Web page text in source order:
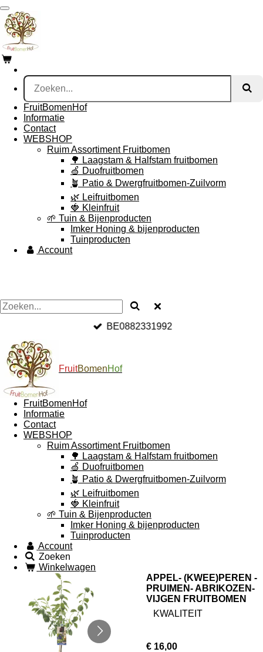
Ga
direct
naar
de
hoofdinhoud
FruitBomenHof
Informatie
Contact
WEBSHOP
Ruim Assortiment Fruitbomen
🌳 Laagstam & Halfstam fruitbomen
🍏 Duofruitbomen
🪴 Patio & Dwergfruitbomen-Zuilvorm
🌿 Leifruitbomen
🍓 Kleinfruit
🌱 Tuin & Bijenproducten
Imker Honing & bijenproducten
Tuinproducten
Account
BE0882331992
FruitBomenHof
FruitBomenHof
Informatie
Contact
WEBSHOP
Ruim Assortiment Fruitbomen
🌳 Laagstam & Halfstam fruitbomen
🍏 Duofruitbomen
🪴 Patio & Dwergfruitbomen-Zuilvorm
🌿 Leifruitbomen
🍓 Kleinfruit
🌱 Tuin & Bijenproducten
Imker Honing & bijenproducten
Tuinproducten
Account
Zoeken
Winkelwagen
APPEL- (KWEE)PEREN -
PRUIMEN- ABRIKOZEN-
VIJGEN FRUITBOMEN
KWALITEIT
€ 16,00